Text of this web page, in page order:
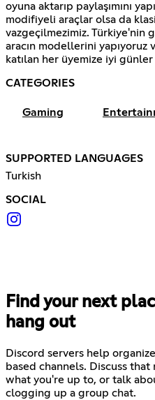
oyuna aktarıp paylaşımını
modifiyeli araçlar olsa da
vazgeçilmezimiz. Türkiye'nin
aracın modellerini yapıyoruz
katılan her üyemize iyi
CATEGORIES
Gaming
SUPPORTED LANGUAGES
Turkish
SOCIAL
Find your next
hang out
Discord servers help
based channels. Discuss
what you're up to, or talk
clogging up a group chat.